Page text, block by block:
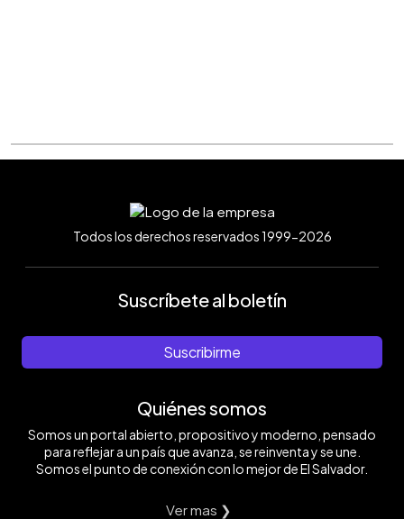
Todos los derechos reservados 1999-2026
Suscríbete al boletín
Suscribirme
Quiénes somos
Somos un portal abierto, propositivo y moderno, pensado
para reflejar a un país que avanza, se reinventa y se une.
Somos el punto de conexión con lo mejor de El Salvador.
Ver mas ❯